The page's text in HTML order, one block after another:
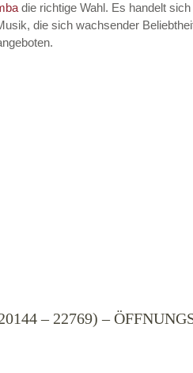
die richtige Wahl. Es handelt
die sich wachsender
– 22769) –